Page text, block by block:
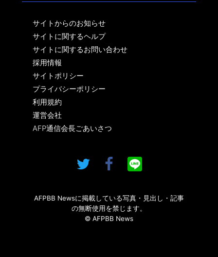
サイトからのお知らせ
サイトに関するヘルプ
サイトに関するお問い合わせ
採用情報
サイトポリシー
プライバシーポリシー
利用規約
運営会社
AFP通信会長ごあいさつ
AFPBB Newsに掲載している写真・見出し・記事
の無断使用を禁じます。
© AFPBB News